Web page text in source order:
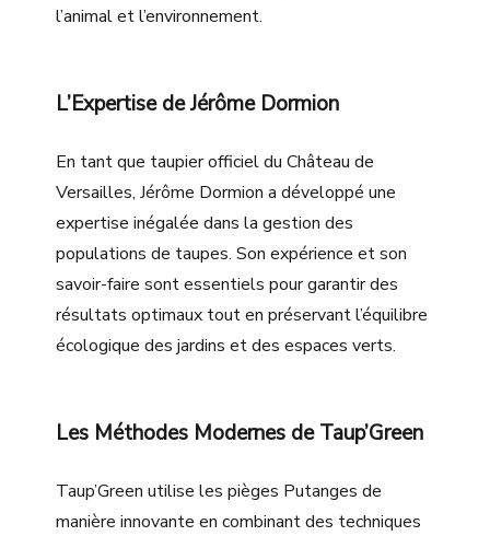
l’animal et l’environnement.
L’Expertise de Jérôme Dormion
En tant que taupier officiel du Château de
Versailles, Jérôme Dormion a développé une
expertise inégalée dans la gestion des
populations de taupes. Son expérience et son
savoir-faire sont essentiels pour garantir des
résultats optimaux tout en préservant l’équilibre
écologique des jardins et des espaces verts.
Les Méthodes Modernes de Taup’Green
Taup’Green utilise les pièges Putanges de
manière innovante en combinant des techniques